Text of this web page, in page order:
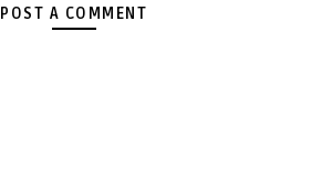
POST A COMMENT